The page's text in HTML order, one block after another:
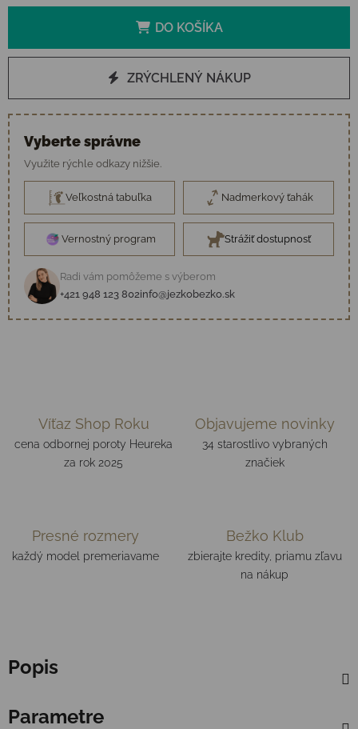
DO KOŠÍKA
ZRÝCHLENÝ NÁKUP
Vyberte správne
Využite rýchle odkazy nižšie.
Veľkostná tabuľka Nadmerkový ťahák
Vernostný program Strážiť dostupnosť
Radi vám pomôžeme s výberom
+421 948 123 802info@jezkobezko.sk
Víťaz Shop Roku
cena odbornej poroty Heureka
za rok 2025
Objavujeme novinky
34 starostlivo vybraných
značiek
Presné rozmery
každý model premeriavame
Bežko Klub
zbierajte kredity, priamu zľavu
na nákup
Popis
Parametre